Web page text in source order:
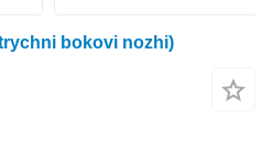
bokovi nozhi)